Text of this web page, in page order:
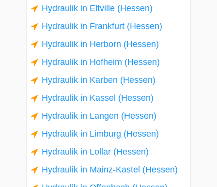
Hydraulik in Eltville (Hessen)
Hydraulik in Frankfurt (Hessen)
Hydraulik in Herborn (Hessen)
Hydraulik in Hofheim (Hessen)
Hydraulik in Karben (Hessen)
Hydraulik in Kassel (Hessen)
Hydraulik in Langen (Hessen)
Hydraulik in Limburg (Hessen)
Hydraulik in Lollar (Hessen)
Hydraulik in Mainz-Kastel (Hessen)